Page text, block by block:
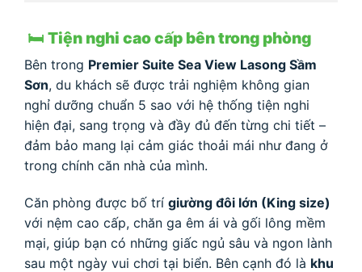
🛏 Tiện nghi cao cấp bên trong phòng
Bên trong Premier Suite Sea View Lasong Sầm
Sơn, du khách sẽ được trải nghiệm không gian
nghỉ dưỡng chuẩn 5 sao với hệ thống tiện nghi
hiện đại, sang trọng và đầy đủ đến từng chi tiết –
đảm bảo mang lại cảm giác thoải mái như đang ở
trong chính căn nhà của mình.
Căn phòng được bố trí giường đôi lớn (King size)
với nệm cao cấp, chăn ga êm ái và gối lông mềm
mại, giúp bạn có những giấc ngủ sâu và ngon lành
sau một ngày vui chơi tại biển. Bên cạnh đó là khu